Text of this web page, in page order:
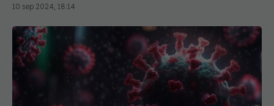
10 sep 2024, 18:14